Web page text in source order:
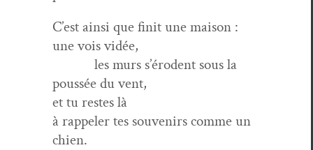
C’est ain­si que finit une mai­son :
une vois vidée,
les murs s’érodent sous la
poussée du vent,
et tu restes là
à rap­pel­er tes sou­venirs comme un
chien.